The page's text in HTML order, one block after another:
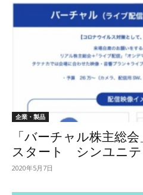
企業・製品
「バーチャル株主総
スタート シンユニテ
2020年5月7日